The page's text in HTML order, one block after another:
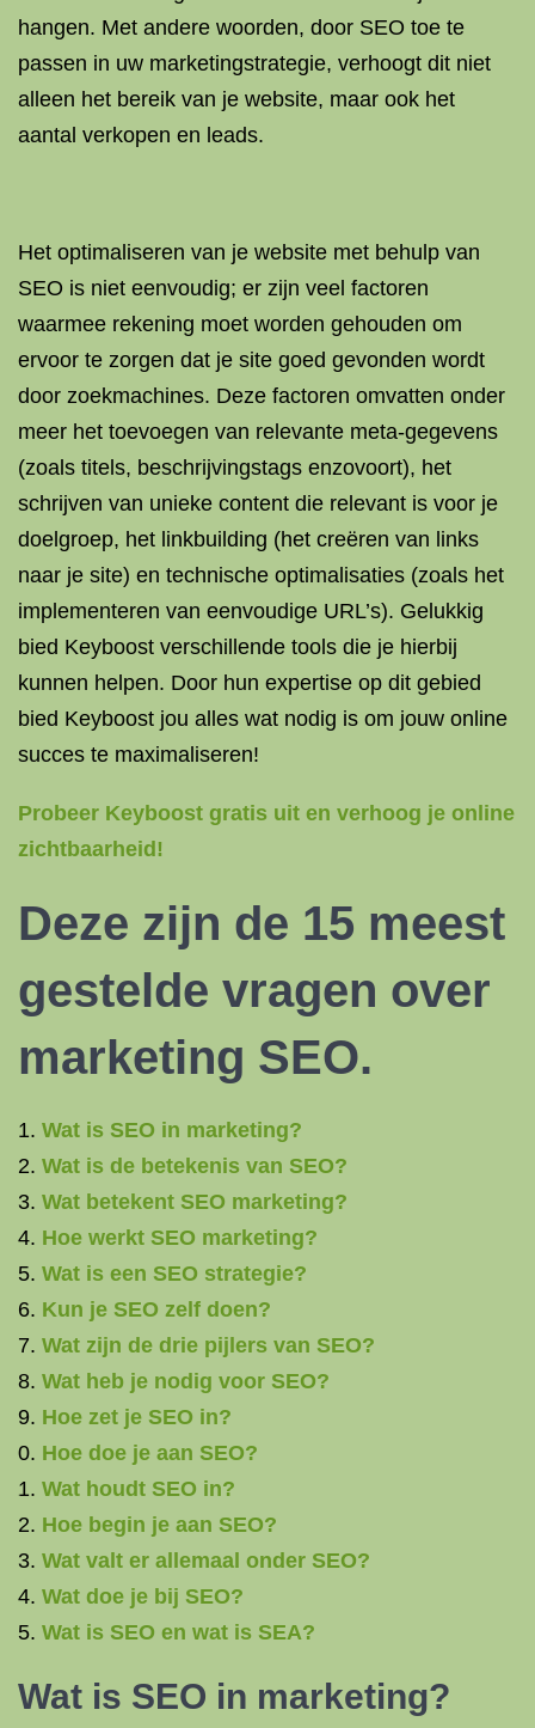
hangen. Met andere woorden, door SEO toe te
passen in uw marketingstrategie, verhoogt dit niet
alleen het bereik van je website, maar ook het
aantal verkopen en leads.
Het optimaliseren van je website met behulp van
SEO is niet eenvoudig; er zijn veel factoren
waarmee rekening moet worden gehouden om
ervoor te zorgen dat je site goed gevonden wordt
door zoekmachines. Deze factoren omvatten onder
meer het toevoegen van relevante meta-gegevens
(zoals titels, beschrijvingstags enzovoort), het
schrijven van unieke content die relevant is voor je
doelgroep, het linkbuilding (het creëren van links
naar je site) en technische optimalisaties (zoals het
implementeren van eenvoudige URL’s). Gelukkig
bied Keyboost verschillende tools die je hierbij
kunnen helpen. Door hun expertise op dit gebied
bied Keyboost jou alles wat nodig is om jouw online
succes te maximaliseren!
Probeer Keyboost gratis uit en verhoog je online
zichtbaarheid!
Deze zijn de 15 meest
gestelde vragen over
marketing SEO.
Wat is SEO in marketing?
Wat is de betekenis van SEO?
Wat betekent SEO marketing?
Hoe werkt SEO marketing?
Wat is een SEO strategie?
Kun je SEO zelf doen?
Wat zijn de drie pijlers van SEO?
Wat heb je nodig voor SEO?
Hoe zet je SEO in?
Hoe doe je aan SEO?
Wat houdt SEO in?
Hoe begin je aan SEO?
Wat valt er allemaal onder SEO?
Wat doe je bij SEO?
Wat is SEO en wat is SEA?
Wat is SEO in marketing?